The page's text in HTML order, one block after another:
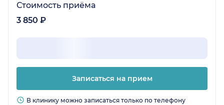
Стоимость приёма
3 850 ₽
Записаться на прием
В клинику можно записаться только по телефону